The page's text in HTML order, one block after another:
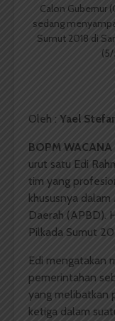
Calon Gubernur
sedang
Sumut 2018 di
Oleh : Yael
BOPM WACANA
urut satu Edi
tim yang
khususnya
Daerah (APBD).
Pilkada Sumut
Edi mengatakan
pemerintahan
yang melibatkan
ketiga dalam